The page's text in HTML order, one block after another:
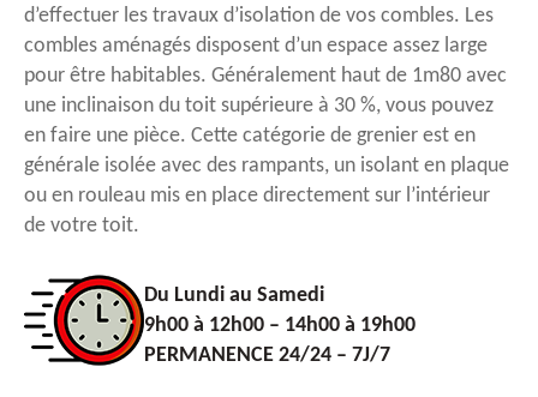
d’effectuer les travaux d’isolation de vos combles. Les
combles aménagés disposent d’un espace assez large
pour être habitables. Généralement haut de 1m80 avec
une inclinaison du toit supérieure à 30 %, vous pouvez
en faire une pièce. Cette catégorie de grenier est en
générale isolée avec des rampants, un isolant en plaque
ou en rouleau mis en place directement sur l’intérieur
de votre toit.
Du Lundi au Samedi
9h00 à 12h00 – 14h00 à 19h00
PERMANENCE 24/24 – 7J/7